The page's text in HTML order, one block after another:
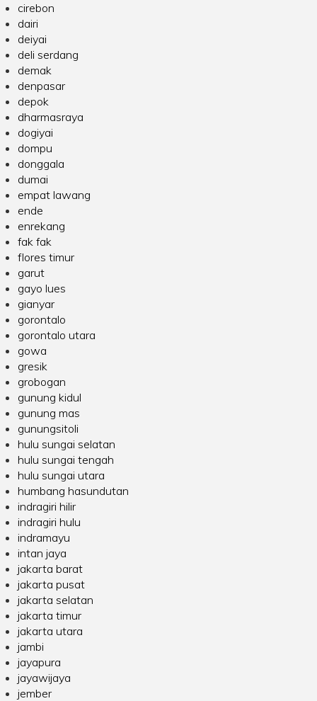
cirebon
dairi
deiyai
deli serdang
demak
denpasar
depok
dharmasraya
dogiyai
dompu
donggala
dumai
empat lawang
ende
enrekang
fak fak
flores timur
garut
gayo lues
gianyar
gorontalo
gorontalo utara
gowa
gresik
grobogan
gunung kidul
gunung mas
gunungsitoli
hulu sungai selatan
hulu sungai tengah
hulu sungai utara
humbang hasundutan
indragiri hilir
indragiri hulu
indramayu
intan jaya
jakarta barat
jakarta pusat
jakarta selatan
jakarta timur
jakarta utara
jambi
jayapura
jayawijaya
jember